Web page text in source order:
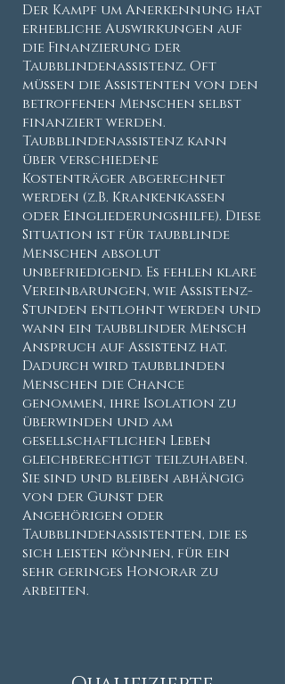
Der Kampf um Anerkennung hat
erhebliche Auswirkungen auf
die Finanzierung der
Taubblindenassistenz. Oft
müssen die Assistenten von den
betroffenen Menschen selbst
finanziert werden.
Taubblindenassistenz kann
über verschiedene
Kostenträger abgerechnet
werden (z.B. Krankenkassen
oder Eingliederungshilfe). Diese
Situation ist für taubblinde
Menschen absolut
unbefriedigend. Es fehlen klare
Vereinbarungen, wie Assistenz-
Stunden entlohnt werden und
wann ein taubblinder Mensch
Anspruch auf Assistenz hat.
Dadurch wird taubblinden
Menschen die Chance
genommen, ihre Isolation zu
überwinden und am
gesellschaftlichen Leben
gleichberechtigt teilzuhaben.
Sie sind und bleiben abhängig
von der Gunst der
Angehörigen oder
Taubblindenassistenten, die es
sich leisten können, für ein
sehr geringes Honorar zu
arbeiten.